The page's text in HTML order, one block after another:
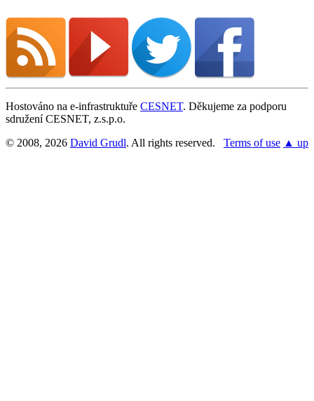
Hostováno na e-infrastruktuře CESNET. Děkujeme za podporu
sdružení CESNET, z.s.p.o.
© 2008, 2026 David Grudl. All rights reserved. Terms of use ▲ up